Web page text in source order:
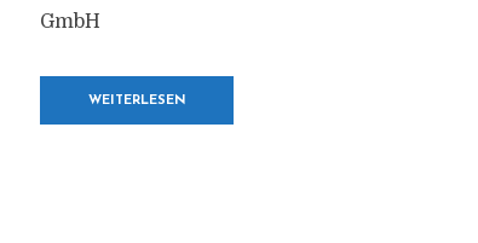
GmbH
WEITERLESEN